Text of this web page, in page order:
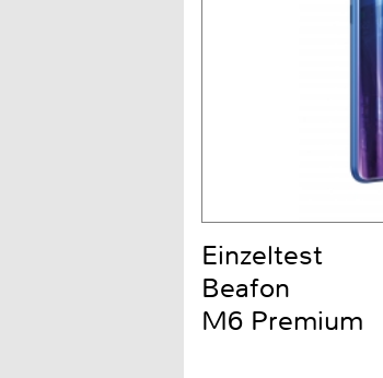
Einzeltest
Beafon
M6 Premium